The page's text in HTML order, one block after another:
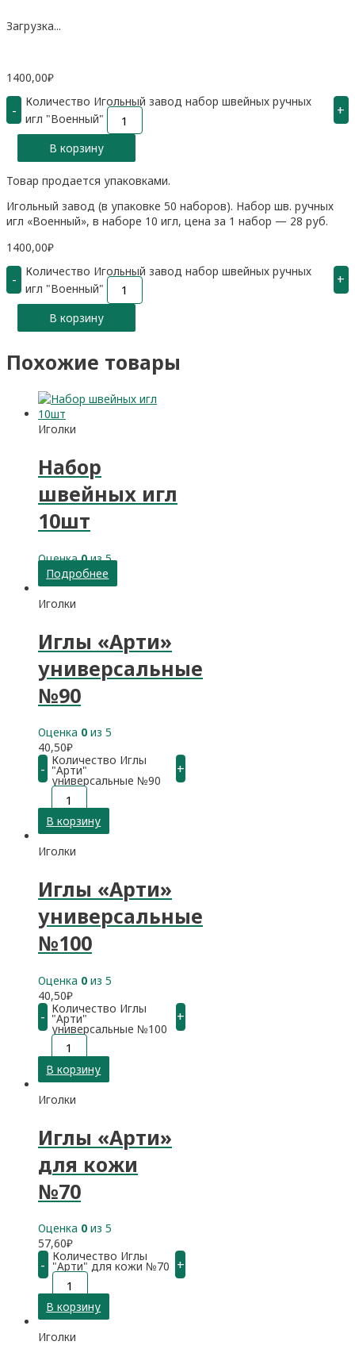
Загрузка...
1400,00₽
-
Количество Игольный завод набор швейных ручных
игл "Военный"
+
В корзину
Товар продается упаковками.
Игольный завод (в упаковке 50 наборов). Набор шв. ручных
игл «Военный», в наборе 10 игл, цена за 1 набор — 28 руб.
1400,00₽
-
Количество Игольный завод набор швейных ручных
игл "Военный"
+
В корзину
Похожие товары
Иголки
Набор
швейных игл
10шт
Оценка0из 5
Подробнее
Иголки
Иглы «Арти»
универсальные
№90
Оценка 0 из 5
40,50₽
- Количество Иглы
"Арти"
универсальные №90
+
В корзину
Иголки
Иглы «Арти»
универсальные
№100
Оценка 0 из 5
40,50₽
- Количество Иглы
"Арти"
универсальные №100
+
В корзину
Иголки
Иглы «Арти»
для кожи
№70
Оценка 0 из 5
57,60₽
- Количество Иглы
"Арти" для кожи №70 +
В корзину
Иголки